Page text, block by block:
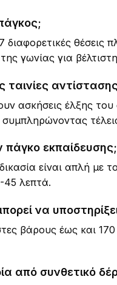
θέσεις
γωνίας για
ταινίες
ασκήσεις έλξης
πάγκο εκπαίδευσης;
είναι απλή με
45 λεπτά.
να
βάρους έως και
από συνθετικό